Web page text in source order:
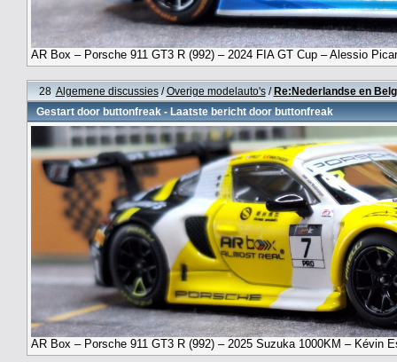
AR Box – Porsche 911 GT3 R (992) – 2024 FIA GT Cup – Alessio
28 Algemene discussies/Overige modelauto's/Re:Nederlandse en
Gestart doorbuttonfreak- Laatste bericht doorbuttonfreak
AR Box – Porsche 911 GT3 R (992) – 2025 Suzuka 1000KM – Kévin